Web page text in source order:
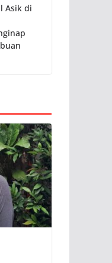
Asik di